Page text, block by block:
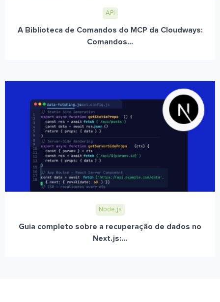
API
A Biblioteca de Comandos do MCP da Cloudways:
Comandos...
Node.js
Guia completo sobre a recuperação de dados no
Next.js:...